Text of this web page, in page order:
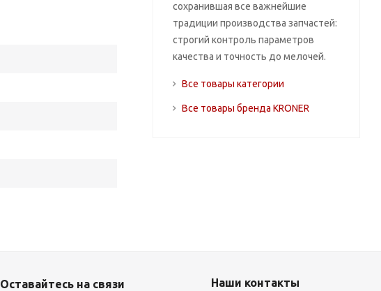
сохранившая все важнейшие
традиции производства запчастей:
строгий контроль параметров
качества и точность до мелочей.
Все товары категории
Все товары бренда KRONER
Оставайтесь на связи Наши контакты